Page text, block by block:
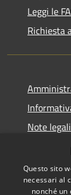
Leggi le
Richiesta
Note legali
Questo sito
necessari al
nonché